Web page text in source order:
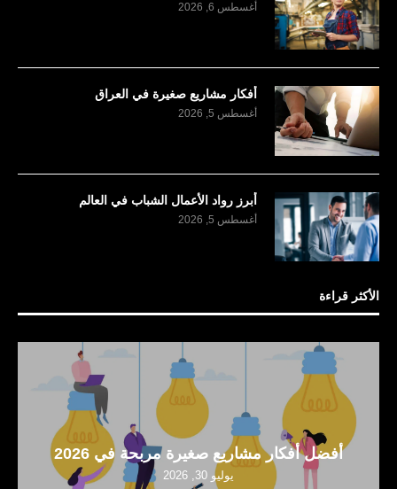
أغسطس 6, 2026
أفكار مشاريع صغيرة في العراق
أغسطس 5, 2026
أبرز رواد الأعمال الشباب في العالم
أغسطس 5, 2026
الأكثر قراءة
أفضل أفكار مشاريع صغيرة مربحة في 2026
يوليو 30, 2026